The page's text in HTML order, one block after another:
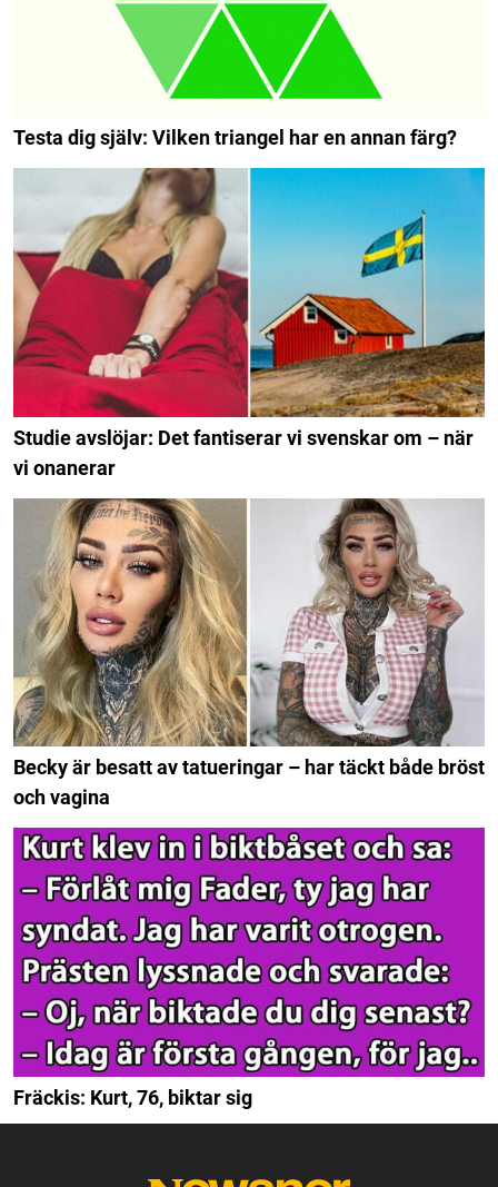
Testa dig själv: Vilken triangel har en annan färg?
Studie avslöjar: Det fantiserar vi svenskar om – när
vi onanerar
Becky är besatt av tatueringar – har täckt både bröst
och vagina
Fräckis: Kurt, 76, biktar sig